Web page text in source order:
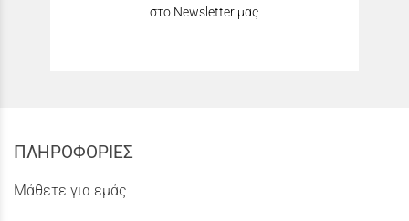
στο Newsletter μας
ΠΛΗΡΟΦΟΡΙΕΣ
Μάθετε για εμάς